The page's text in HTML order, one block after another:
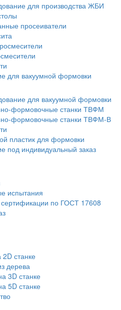
для производства ЖБИ
просеиватели
для вакуумной формовки
для вакуумной формовки
формовочные станки ТВФМ
формовочные станки ТВФМ-В
пластик для формовки
под индивидуальный заказ
испытания
сертификации по ГОСТ 17608
2D станке
дерева
3D станке
5D станке